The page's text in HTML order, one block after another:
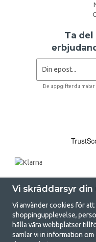
Ta del
De uppgifter du matar
Vi skräddarsyr
Vi använder cookies för
shoppingupplevelse,
hålla våra webbplatser
samlar vi in information